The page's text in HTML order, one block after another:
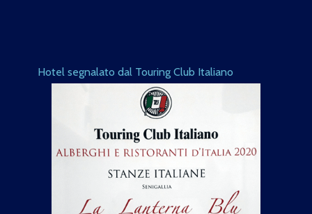
Hotel segnalato dal Touring Club Italiano